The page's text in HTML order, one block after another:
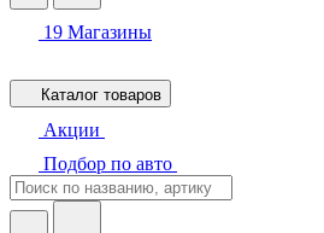
19 Магазины
Каталог товаров
Акции
Подбор по авто